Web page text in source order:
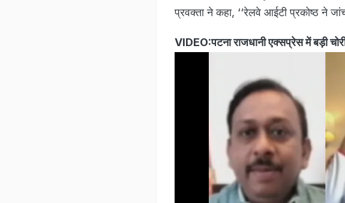
प्रवक्ता ने कहा, ‘‘रेलवे आईटी प्रकोष्ठ ने
VIDEO:पटना राजधानी एक्सप्रेस में बड़ी